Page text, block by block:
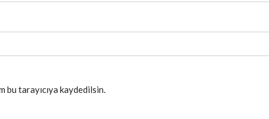
bu tarayıcıya kaydedilsin.